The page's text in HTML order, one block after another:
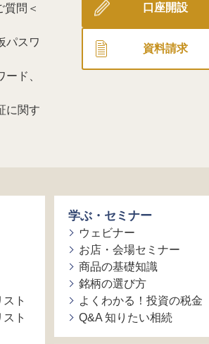
質問＜
パスワ
ド、
に関す
口座開設
資料請求
ト
ト
学ぶ・セミナー
ウェビナー
お店・会場セミナー
商品の基礎知識
銘柄の選び方
よくわかる！投資の税金
Q&A 知りたい相続